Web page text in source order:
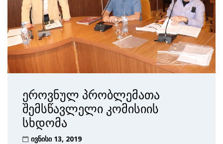
ეროვნულ პრობლემათა
შემსწავლელი კომისიის
სხდომა
ივნისი 13, 2019